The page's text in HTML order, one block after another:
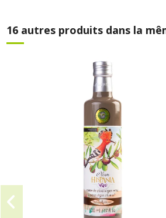
16 autres produits dans la